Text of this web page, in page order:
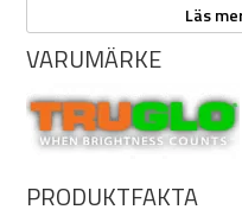
Fästes med
Läs
VARUMÄRKE
PRODUKTFAKTA